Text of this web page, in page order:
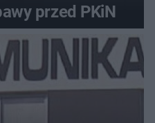
przed PKiN